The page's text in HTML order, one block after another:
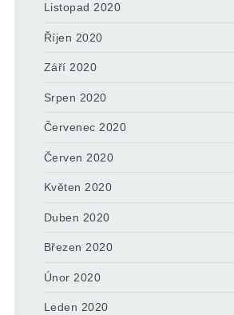
Listopad 2020
Říjen 2020
Září 2020
Srpen 2020
Červenec 2020
Červen 2020
Květen 2020
Duben 2020
Březen 2020
Únor 2020
Leden 2020